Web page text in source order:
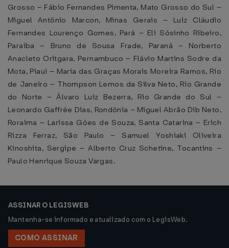
Grosso – Fábio Fernandes Pimenta, Mato Grosso do Sul –
Miguel Antônio Marcon, Minas Gerais – Luiz Cláudio
Fernandes Lourenço Gomes, Pará – Eli Sósinho Ribeiro,
Paraíba – Bruno de Sousa Frade, Paraná – Norberto
Anacleto Oritgara, Pernambuco – Flávio Martins Sodre da
Mota, Piauí – Maria das Graças Morais Moreira Ramos, Rio
de Janeiro – Thompson Lemos da Silva Neto, Rio Grande
do Norte – Álvaro Luiz Bezerra, Rio Grande do Sul –
Leonardo Gaffrée Dias, Rondônia – Miguel Abrão Dib Neto,
Roraima – Larissa Góes de Souza, Santa Catarina – Erich
Rizza Ferraz, São Paulo – Samuel Yoshiaki Oliveira
Kinoshita, Sergipe – Alberto Cruz Schetine, Tocantins –
Paulo Henrique Souza Vargas.
ASSINAR O LEGISWEB
Mantenha-se informado e atualizado com o LegisWeb.
COMO ASSINAR